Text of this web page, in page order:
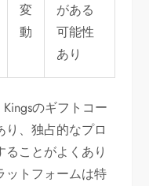
変
動
がある
可能性
あり
のギフトコー
り、独占的なプロ
ことがよくあり
ットフォームは特